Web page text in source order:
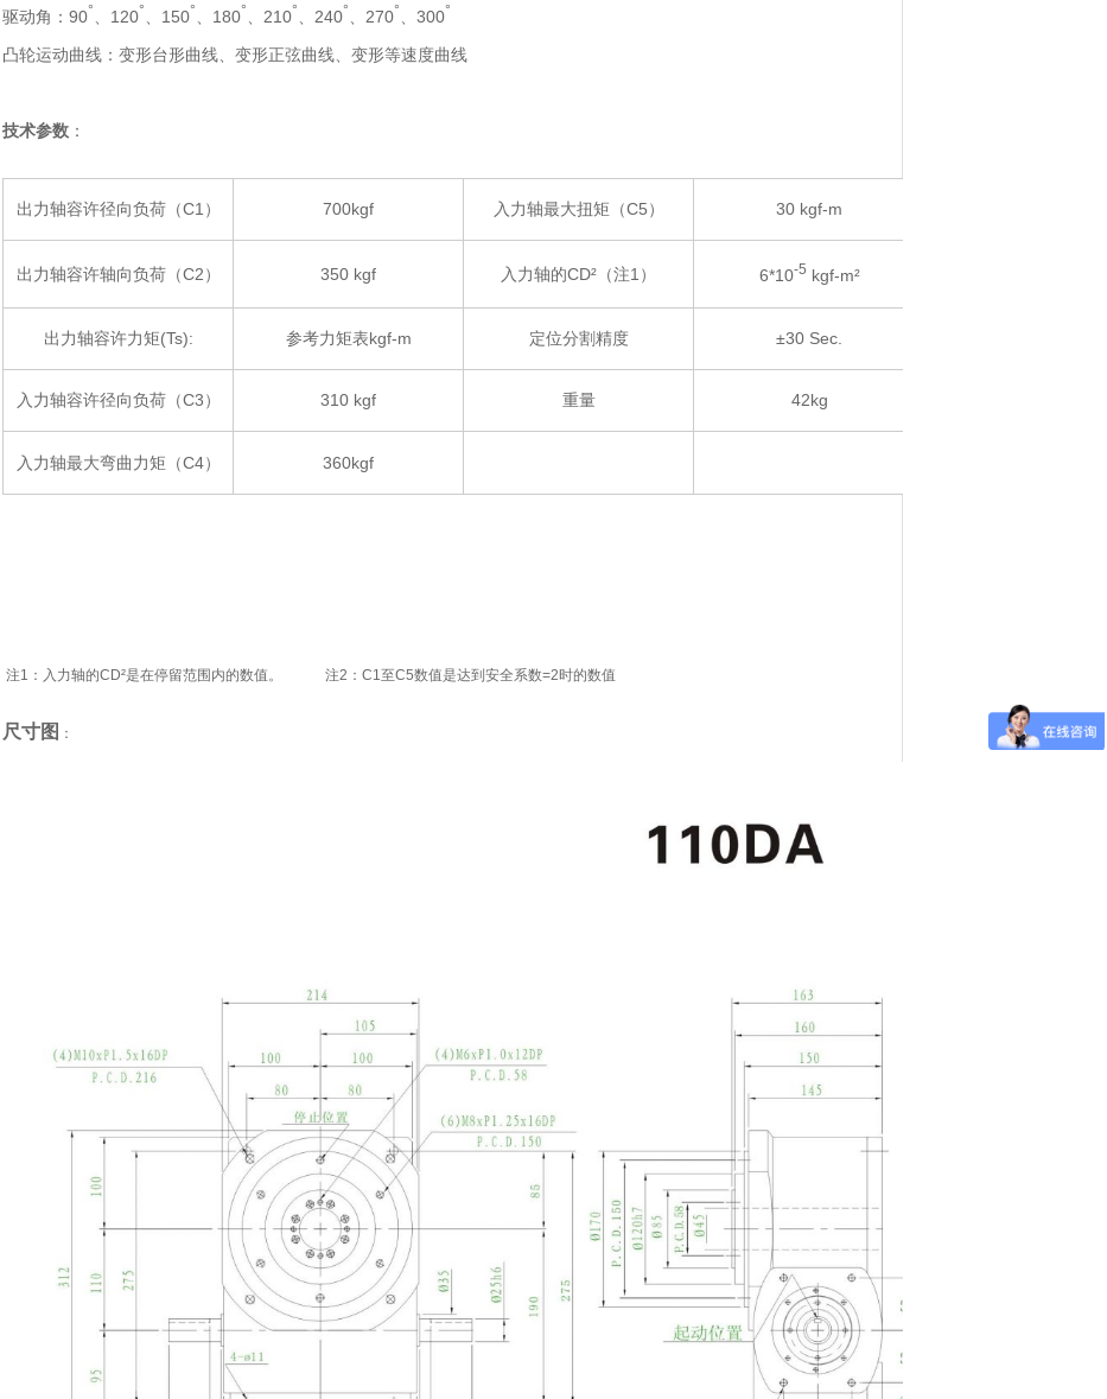
驱动角：90° 、120° 、150° 、180° 、210° 、240° 、270° 、300°
凸轮运动曲线：变形台形曲线、变形正弦曲线、变形等速度曲线
技术参数 ：
出力轴容许径向负荷（C1） 700kgf 入力轴最大扭矩（C5） 30 kgf-m
出力轴容许轴向负荷（C2） 350 kgf 入力轴的CD²（注1） 6*10-5 kgf-m²
出力轴容许力矩(Ts): 参考力矩表kgf-m 定位分割精度 ±30 Sec.
入力轴容许径向负荷（C3） 310 kgf 重量 42kg
入力轴最大弯曲力矩（C4） 360kgf
注1：入力轴的CD²是在停留范围内的数值。 注2：C1至C5数值是达到安全系数=2时的数值
尺寸图 ：